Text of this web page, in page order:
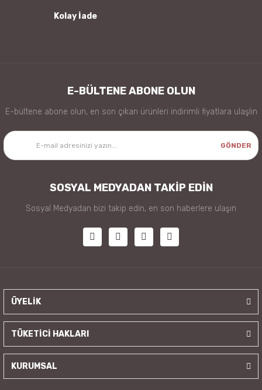
Kolay İade
E-BÜLTENE ABONE OLUN
E-bültene abone olun, en son çıkan ürünleri indirimli fiyatlara ulaşlın
GÖNDER
SOSYAL MEDYADAN TAKİP EDİN
Sosyal Medyadan bizi takip edin, en son haberlere ulaşın
ÜYELİK
TÜKETİCİ HAKLARI
KURUMSAL